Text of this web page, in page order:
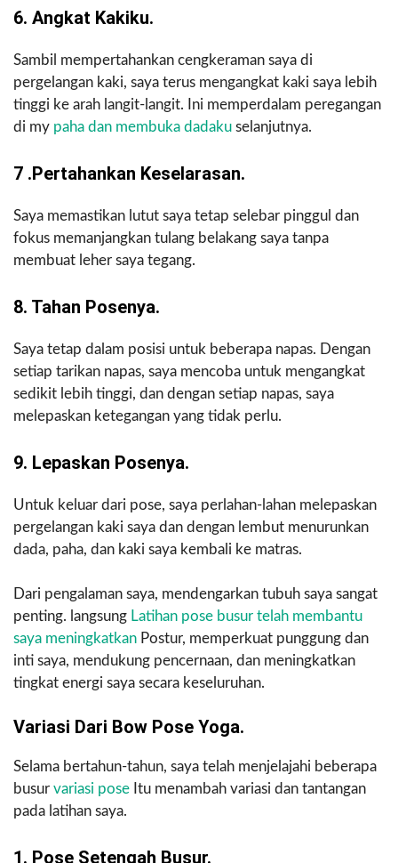
6. Angkat Kakiku.
Sambil mempertahankan cengkeraman saya di
pergelangan kaki, saya terus mengangkat kaki saya lebih
tinggi ke arah langit-langit. Ini memperdalam peregangan
di my paha dan membuka dadaku selanjutnya.
7 .Pertahankan Keselarasan.
Saya memastikan lutut saya tetap selebar pinggul dan
fokus memanjangkan tulang belakang saya tanpa
membuat leher saya tegang.
8. Tahan Posenya.
Saya tetap dalam posisi untuk beberapa napas. Dengan
setiap tarikan napas, saya mencoba untuk mengangkat
sedikit lebih tinggi, dan dengan setiap napas, saya
melepaskan ketegangan yang tidak perlu.
9. Lepaskan Posenya.
Untuk keluar dari pose, saya perlahan-lahan melepaskan
pergelangan kaki saya dan dengan lembut menurunkan
dada, paha, dan kaki saya kembali ke matras.
Dari pengalaman saya, mendengarkan tubuh saya sangat
penting. langsung Latihan pose busur telah membantu
saya meningkatkan Postur, memperkuat punggung dan
inti saya, mendukung pencernaan, dan meningkatkan
tingkat energi saya secara keseluruhan.
Variasi Dari Bow Pose Yoga.
Selama bertahun-tahun, saya telah menjelajahi beberapa
busur variasi pose Itu menambah variasi dan tantangan
pada latihan saya.
1. Pose Setengah Busur.